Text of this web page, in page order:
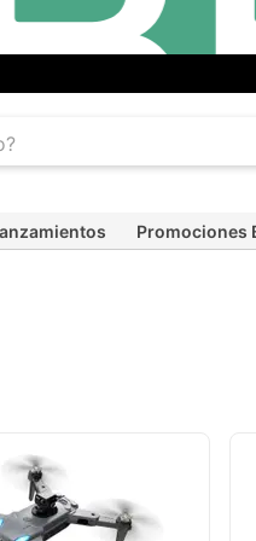
Promociones